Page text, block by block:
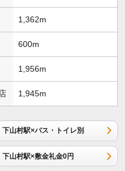
1,362m
600m
1,956m
1,945m
下山村駅×バス・トイレ別
下山村駅×敷金礼金0円